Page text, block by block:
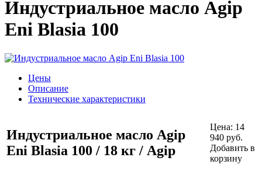
Индустриальное масло Agip
Eni Blasia 100
Цены
Описание
Технические характеристики
Индустриальное масло Agip
Eni Blasia 100 / 18 кг / Agip
Цена: 14
940 руб.
Добавить в
корзину